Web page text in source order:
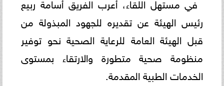
رئيس الهيئة عن تقديره للجهود المبذولة من
قبل الهيئة العامة للرعاية الصحية نحو توفير
منظومة صحية متطورة والارتقاء بمستوى
الخدمات الطبية المقدمة.